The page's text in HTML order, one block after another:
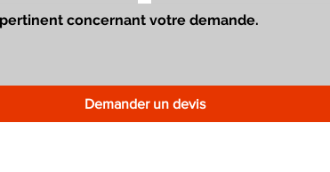
Demander un devis